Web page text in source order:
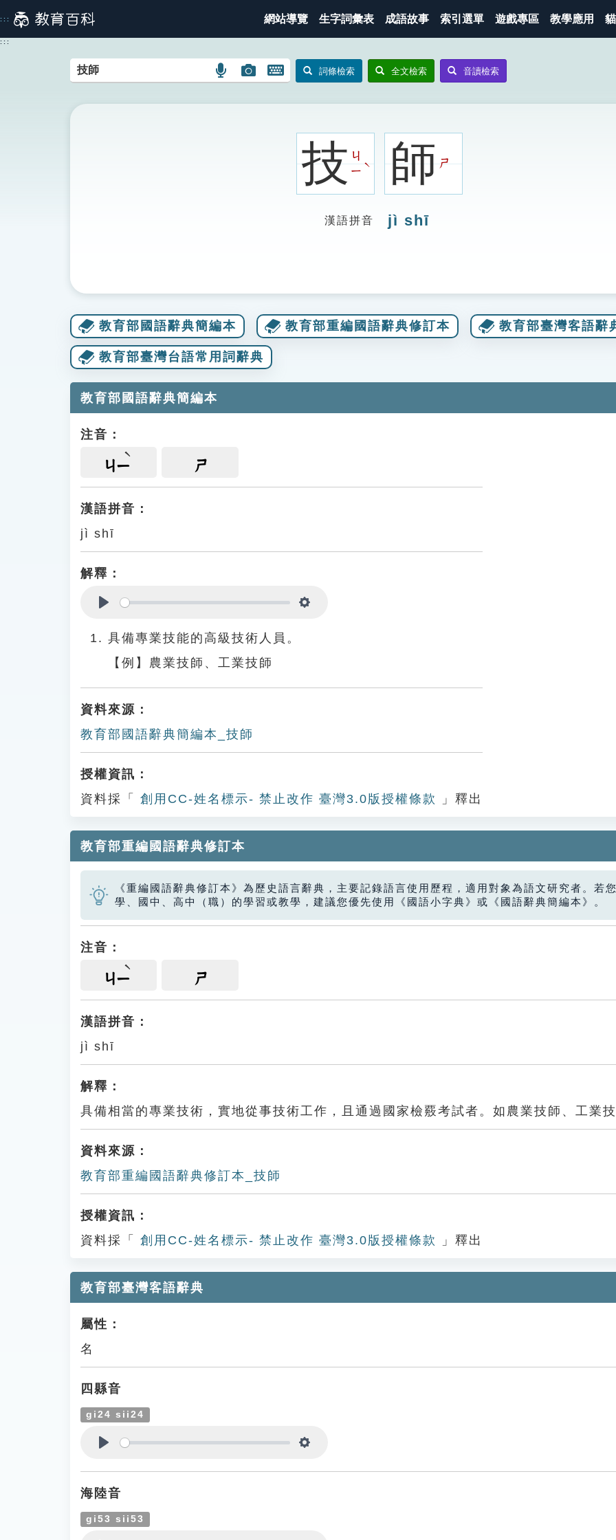
到
主
::: 網站導覽 生字詞彙表 成語故事 索引選單 遊戲專區 教學應用
:::
語
搜
圖
搜
開
鍵
詞條檢索 全文檢索 音讀檢索
技ㄐ
ㄧ
ˋ 師ㄕ
漢語拼音 jì shī
教育部國語辭典簡編本 教育部重編國語辭典修訂本 教育部臺灣客語辭
教育部臺灣台語常用詞辭典
教育部國語辭典簡編本
注音：
ㄐㄧ ㄕ
漢語拼音：
jì shī
解釋：
具備專業技能的高級技術人員。
【例】農業技師、工業技師
資料來源：
教育部國語辭典簡編本_技師
授權資訊：
資料採「
創用CC-姓名標示- 禁止改作 臺灣3.0版授權條款 」釋出
教育部重編國語辭典修訂本
《重編國語辭典修訂本》為歷史語言辭典，主要記錄語言使用歷程，適用對象為語文研究者。若
學、國中、高中（職）的學習或教學，建議您優先使用《國語小字典》或《國語辭典簡編本》。
注音：
ㄐㄧ ㄕ
漢語拼音：
jì shī
解釋：
具備相當的專業技術，實地從事技術工作，且通過國家檢覈考試者。如農業技師、工業
資料來源：
教育部重編國語辭典修訂本_技師
授權資訊：
資料採「
創用CC-姓名標示- 禁止改作 臺灣3.0版授權條款 」釋出
教育部臺灣客語辭典
屬性：
名
四縣音
gi24 sii24
海陸音
gi53 sii53